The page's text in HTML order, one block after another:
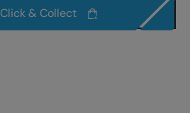
Click & Collect